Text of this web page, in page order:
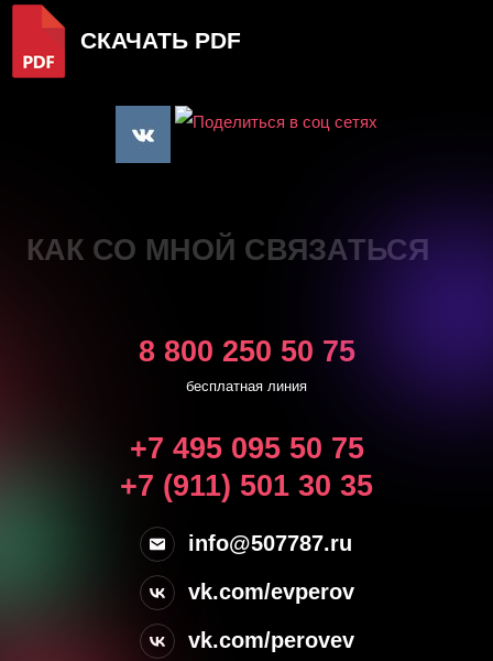
СКАЧАТЬ PDF
КАК СО МНОЙ СВЯЗАТЬСЯ
8 800 250 50 75
бесплатная линия
+7 495 095 50 75
+7 (911) 501 30 35
info@507787.ru
vk.com/evperov
vk.com/perovev